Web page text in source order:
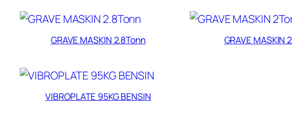
GRAVE MASKIN 2.8Tonn GRAVE MASKIN
VIBROPLATE 95KG BENSIN